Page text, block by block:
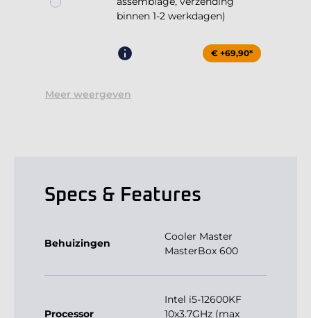
binnen 1-2 werkdagen)
€ +69,90*
Meer weergeven
Specs & Features
Behuizingen
Cooler Master
MasterBox 600
Processor
Intel i5-12600KF
10x3.7GHz (max